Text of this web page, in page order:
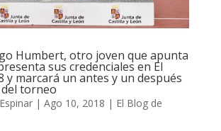
Humbert, otro joven que apunta
sus credenciales en El
y marcará un antes y un después
torneo
| Ago 10, 2018 | El Blog de